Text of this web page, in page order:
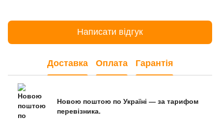
Написати відгук
Доставка Оплата Гарантія
Новою поштою по Україні — за тарифом
перевізника.